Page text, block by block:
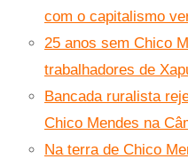
com o capitalismo
25 anos sem Chico
trabalhadores de
Bancada ruralista
Chico Mendes na
Na terra de Chico